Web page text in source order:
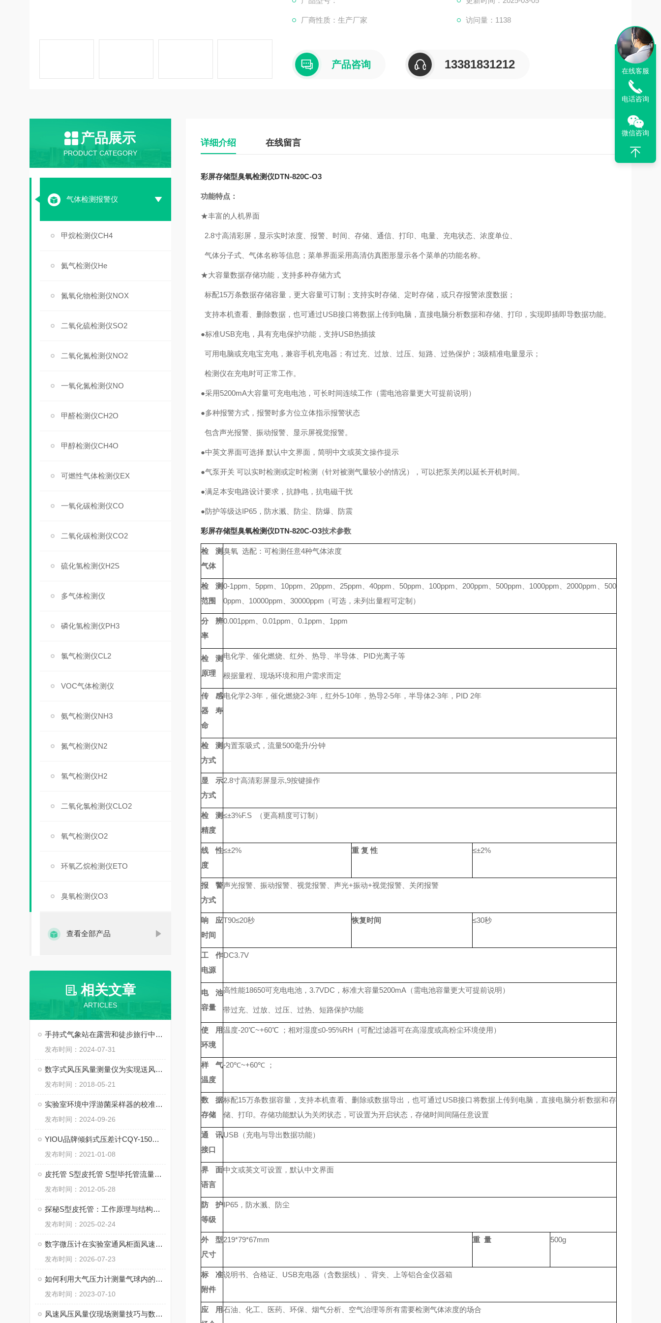
厂商性质：生产厂家 访问量：1138
产品咨询 13381831212
产品展示
PRODUCT CATEGORY
气体检测报警仪
甲烷检测仪CH4
氦气检测仪He
氮氧化物检测仪NOX
二氧化硫检测仪SO2
二氧化氮检测仪NO2
一氧化氮检测仪NO
甲醛检测仪CH2O
甲醇检测仪CH4O
可燃性气体检测仪EX
一氧化碳检测仪CO
二氧化碳检测仪CO2
硫化氢检测仪H2S
多气体检测仪
磷化氢检测仪PH3
氯气检测仪CL2
VOC气体检测仪
氨气检测仪NH3
氮气检测仪N2
氢气检测仪H2
二氧化氯检测仪CLO2
氧气检测仪O2
环氧乙烷检测仪ETO
臭氧检测仪O3
查看全部产品
相关文章
ARTICLES
手持式气象站在露营和徒步旅行中的实用价值
发布时间：2024-07-31
数字式风压风量测量仪为实现送风的目的，需要有静压和动压
发布时间：2018-05-21
实验室环境中浮游菌采样器的校准与维护
发布时间：2024-09-26
YIOU品牌倾斜式压差计CQY-150参数
发布时间：2021-01-08
皮托管 S型皮托管 S型毕托管流量计技术标准
发布时间：2012-05-28
探秘S型皮托管：工作原理与结构的全面解读
发布时间：2025-02-24
数字微压计在实验室通风柜面风速控制中的实际应用
发布时间：2026-07-23
如何利用大气压力计测量气球内的气体压力？
发布时间：2023-07-10
风速风压风量仪现场测量技巧与数据解读
详细介绍 在线留言
彩屏存储型臭氧检测仪DTN-820C-O3
功能特点：
★丰富的人机界面
2.8寸高清彩屏，显示实时浓度、报警、时间、存储、通信、打印、电量、充电状态、浓度单位、
气体分子式、气体名称等信息；菜单界面采用高清仿真图形显示各个菜单的功能名称。
★大容量数据存储功能，支持多种存储方式
标配15万条数据存储容量，更大容量可订制；支持实时存储、定时存储，或只存报警浓度数据；
支持本机查看、删除数据，也可通过USB接口将数据上传到电脑，直接电脑分析数据和存储、打印，实现即插即导数据功能。
●标准USB充电，具有充电保护功能，支持USB热插拔
可用电脑或充电宝充电，兼容手机充电器；有过充、过放、过压、短路、过热保护；3级精准电量显示；
检测仪在充电时可正常工作。
●采用5200mA大容量可充电电池，可长时间连续工作（需电池容量更大可提前说明）
●多种报警方式，报警时多方位立体指示报警状态
包含声光报警、振动报警、显示屏视觉报警。
●中英文界面可选择 默认中文界面，简明中文或英文操作提示
●气泵开关 可以实时检测或定时检测（针对被测气量较小的情况），可以把泵关闭以延长开机时间。
●满足本安电路设计要求，抗静电，抗电磁干扰
●防护等级达IP65，防水溅、防尘、防爆、防震
彩屏存储型臭氧检测仪DTN-820C-O3技术参数
检测
气体
臭氧 选配：可检测任意4种气体浓度
检测
范围
0-1ppm、5ppm、10ppm、20ppm、 25ppm、40ppm、 50ppm、100ppm、200ppm、500ppm、1000ppm、2000ppm、500
0ppm、10000ppm、30000ppm （可选，未列出量程可定制）
分 辨
率
0.001ppm、0.01ppm、0.1ppm、1ppm
检测
原理
电化学、催化燃烧、红外、热导、半导体、PID光离子等
根据量程、现场环境和用户需求而定
传感
器寿
命
电化学2-3年，催化燃烧2-3年，红外5-10年，热导2-5年，半导体2-3年，PID 2年
检测
方式
内置泵吸式，流量500毫升/分钟
显示
方式
2.8寸高清彩屏显示,9按键操作
检测
精度
≤±3%F.S （更高精度可订制）
线 性
度
≤±2% 重 复 性 ≤±2%
报警
方式
声光报警、振动报警、视觉报警、声光+振动+视觉报警、关闭报警
响应
时间
T90≤20秒 恢复时间 ≤30秒
工作
电源
DC3.7V
电池
容量
高性能18650可充电电池，3.7VDC，标准大容量5200mA（需电池容量更大可提前说明）
带过充、过放、过压、过热、短路保护功能
使用
环境
温度-20℃~+60℃ ；相对湿度≤0-95%RH（可配过滤器可在高湿度或高粉尘环境使用）
样气
温度
-20℃~+60℃ ；
数据
存储
标配15万条数据容量，支持本机查看、删除或数据导出，也可通过USB接口将数据上传到电脑，直接电脑分析数据和存
储、打印。存储功能默认为关闭状态，可设置为开启状态，存储时间间隔任意设置
通讯
接口
USB（充电与导出数据功能）
界面
语言
中文或英文可设置，默认中文界面
防护
等级
IP65，防水溅、防尘
外型
尺寸
219*79*67mm 重 量 500g
标准
附件
说明书、合格证、USB充电器（含数据线）、背夹、上等铝合金仪器箱
应用石油、化工、医药、环保、烟气分析、空气治理等所有需要检测气体浓度的场合
在线客服
电话咨询
微信咨询